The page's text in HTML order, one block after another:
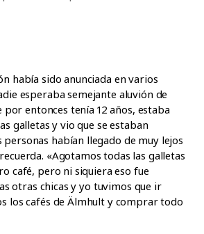
había sido anunciada en varios
esperaba semejante aluvión de
por entonces tenía 12 años, estaba
galletas y vio que se estaban
personas habían llegado de muy lejos
«Agotamos todas las galletas
café, pero ni siquiera eso fue
otras chicas y yo tuvimos que ir
los cafés de Älmhult y comprar todo